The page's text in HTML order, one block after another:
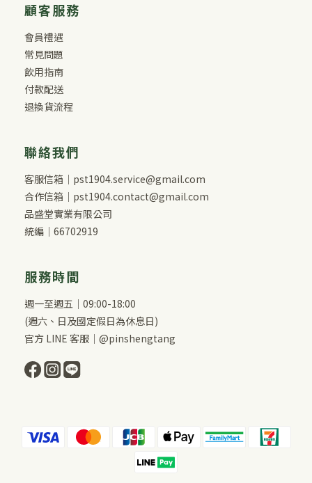
顧客服務
會員禮遇
常見問題
飲用指南
付款配送
退換貨流程
聯絡我們
客服信箱｜pst1904.service@gmail.com
合作信箱｜pst1904.contact@gmail.com
品盛堂實業有限公司
統編｜66702919
服務時間
週一至週五｜09:00-18:00
(週六、日及國定假日為休息日)
官方 LINE 客服｜@pinshengtang